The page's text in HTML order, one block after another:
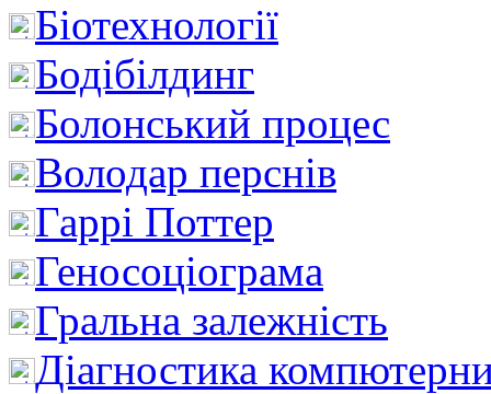
Біотехнології
Бодібілдинг
Болонський процес
Володар перснів
Гаррі Поттер
Геносоціограма
Гральна залежність
Діагностика